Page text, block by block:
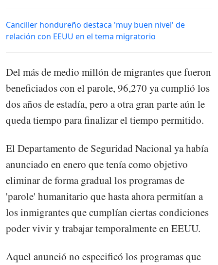
Canciller hondureño destaca 'muy buen nivel' de
relación con EEUU en el tema migratorio
Del más de medio millón de migrantes que fueron
beneficiados con el parole, 96,270 ya cumplió los
dos años de estadía, pero a otra gran parte aún le
queda tiempo para finalizar el tiempo permitido.
El Departamento de Seguridad Nacional ya había
anunciado en enero que tenía como objetivo
eliminar de forma gradual los programas de
'parole' humanitario que hasta ahora permitían a
los inmigrantes que cumplían ciertas condiciones
poder vivir y trabajar temporalmente en EEUU.
Aquel anunció no especificó los programas que